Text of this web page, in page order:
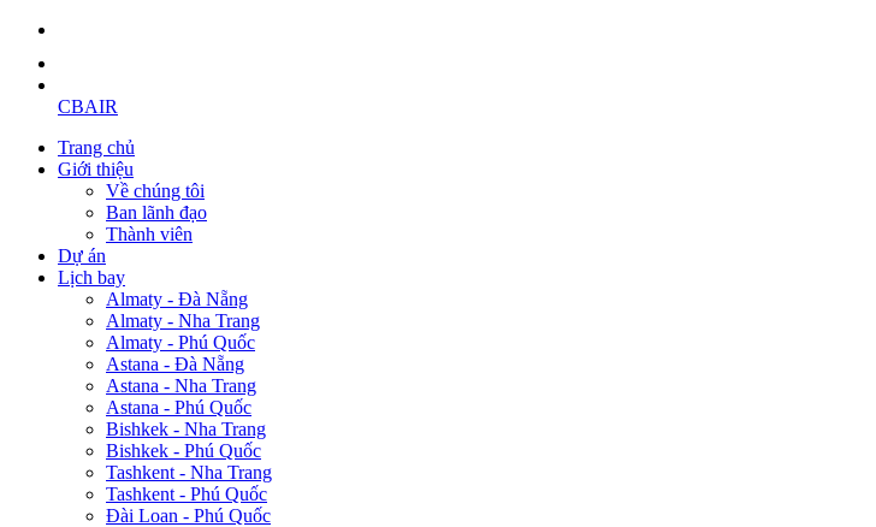
CBAIR
Trang chủ
Giới thiệu
Về chúng tôi
Ban lãnh đạo
Thành viên
Dự án
Lịch bay
Almaty - Đà Nẵng
Almaty - Nha Trang
Almaty - Phú Quốc
Astana - Đà Nẵng
Astana - Nha Trang
Astana - Phú Quốc
Bishkek - Nha Trang
Bishkek - Phú Quốc
Tashkent - Nha Trang
Tashkent - Phú Quốc
Đài Loan - Phú Quốc